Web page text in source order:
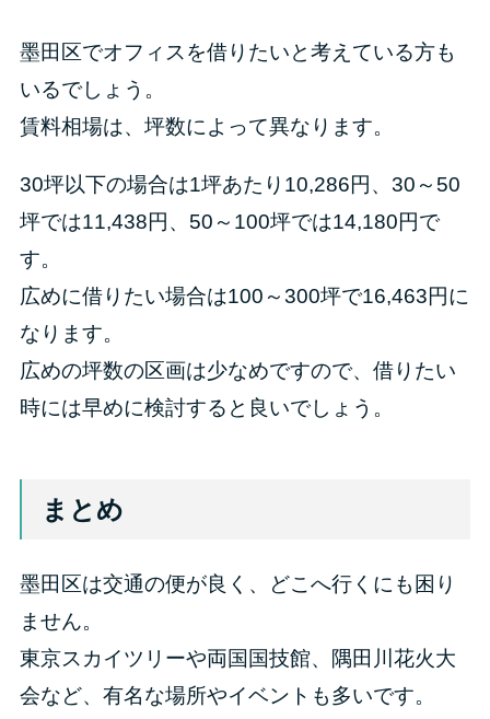
墨田区でオフィスを借りたいと考えている方も
いるでしょう。
賃料相場は、坪数によって異なります。
30坪以下の場合は1坪あたり10,286円、30～50
坪では11,438円、50～100坪では14,180円で
す。
広めに借りたい場合は100～300坪で16,463円に
なります。
広めの坪数の区画は少なめですので、借りたい
時には早めに検討すると良いでしょう。
まとめ
墨田区は交通の便が良く、どこへ行くにも困り
ません。
東京スカイツリーや両国国技館、隅田川花火大
会など、有名な場所やイベントも多いです。